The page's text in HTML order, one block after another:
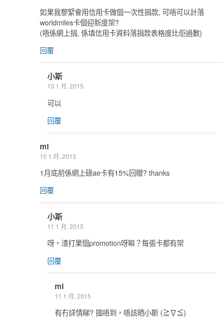
如果我黎緊會用信用卡做個一次性捐款, 可唔可以計落
worldmiles卡個迎新度架?
(唔係網上捐, 係填信用卡資料落捐款表格度比佢過數)
回覆
小斯
13 1 月, 2015
可以
回覆
mi
10 1 月, 2015
1月底前係網上碌ae卡有15%回贈? thanks
回覆
小斯
11 1 月, 2015
呀，渣打果個promotion呀嘛？每張卡都有架
回覆
mi
11 1 月, 2015
有冇詳情睇? 搵唔到，唔該晒小斯 (≧∇≦)